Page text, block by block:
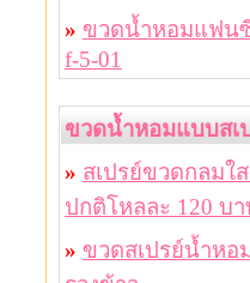
» ขวดน้ำหอมแฟน
f-5-01
ขวดน้ำหอมแบบส
» สเปรย์ขวดกลมใ
ปกติโหลละ 120 บ
» ขวดสเปรย์น้ำหอ